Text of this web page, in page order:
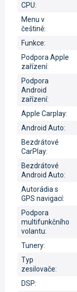
CPU:
Menu v
češtině:
Funkce:
Podpora Apple
zařízení:
Podpora
Android
zařízení:
Apple Carplay:
Android Auto:
Bezdrátové
CarPlay:
Bezdrátové
Android Auto:
Autorádia s
GPS navigací:
Podpora
multifunkčního
volantu:
Tunery:
Typ
zesilovače:
DSP: